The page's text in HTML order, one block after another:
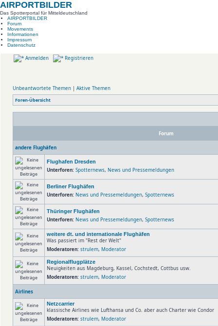
AIRPORTBILDER
Das Spotterportal für Mitteldeutschland
AIRPORTBILDER
Forum
Movements
Informationen
Impressum
Datenschutz
Anmelden Registrieren
Unbeantwortete Themen | Aktive Themen
Foren-Übersicht
Forum
andere Flughäfen
Flughafen Dresden
Unterforen: Spotternews, News und Pressemeldungen
Berliner Flughäfen
Unterforen: News und Pressemeldungen, Spotternews
Thüringer Flughäfen
Unterforen: News und Pressemeldungen, Spotternews
weitere dt. und internationale Flughäfen
Was passiert im "Rest der Welt"
Moderatoren: strulem, Moderator
Regionalflugplätze
Neuigkeiten aus Magdeburg, Kassel, Cochstedt, Cottbus usw.
Moderatoren: strulem, Moderator
Airlines
Netzcarrier
klassische Airlines wie Lufthansa und Co. aber auch Charter wie Condor
Moderatoren: strulem, Moderator